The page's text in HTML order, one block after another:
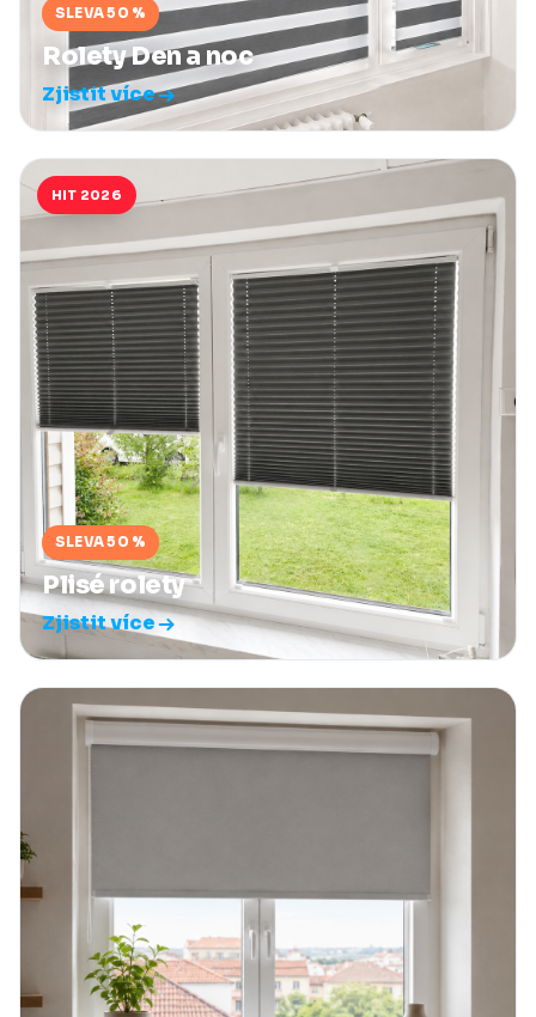
SLEVA 50 %
Rolety Den a noc
Zjistit více
HIT 2026
SLEVA 50 %
Plisé rolety
Zjistit více